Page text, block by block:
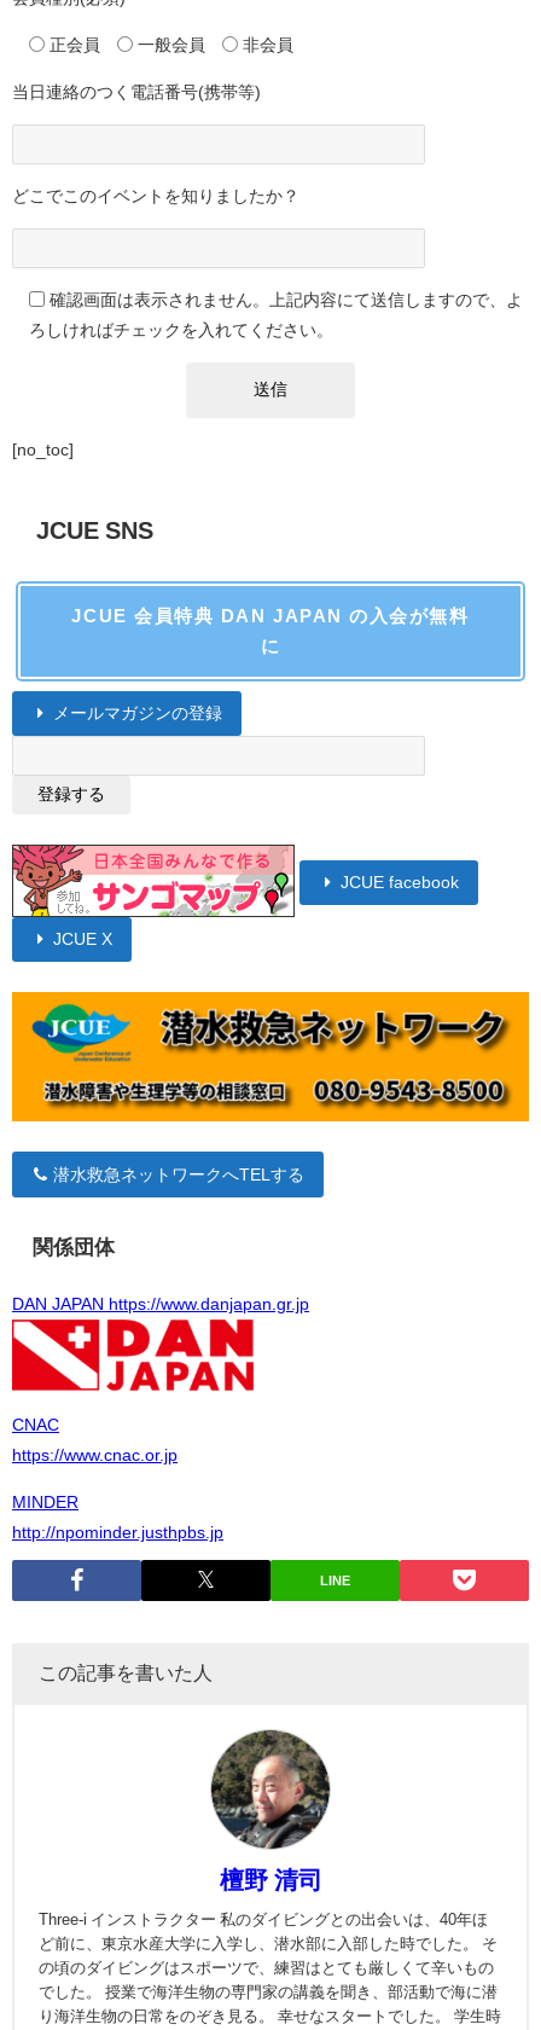
正会員 一般会員 非会員
当日連絡のつく電話番号(携帯等)
どこでこのイベントを知りましたか？
確認画面は表示されません。上記内容にて送信しますので、よ
ろしければチェックを入れてください。
[no_toc]
JCUE SNS
JCUE 会員特典 DAN JAPAN の入会が無料
に
メールマガジンの登録
JCUE facebook
JCUE X
潜水救急ネットワークへTELする
関係団体
DAN JAPAN https://www.danjapan.gr.jp
CNAC
https://www.cnac.or.jp
MINDER
http://npominder.justhpbs.jp
LINE
この記事を書いた人
檀野 清司
Three-i インストラクター 私のダイビングとの出会いは、40年ほ
ど前に、東京水産大学に入学し、潜水部に入部した時でした。 そ
の頃のダイビングはスポーツで、練習はとても厳しくて辛いもの
でした。 授業で海洋生物の専門家の講義を聞き、部活動で海に潜
り海洋生物の日常をのぞき見る。 幸せなスタートでした。 学生時